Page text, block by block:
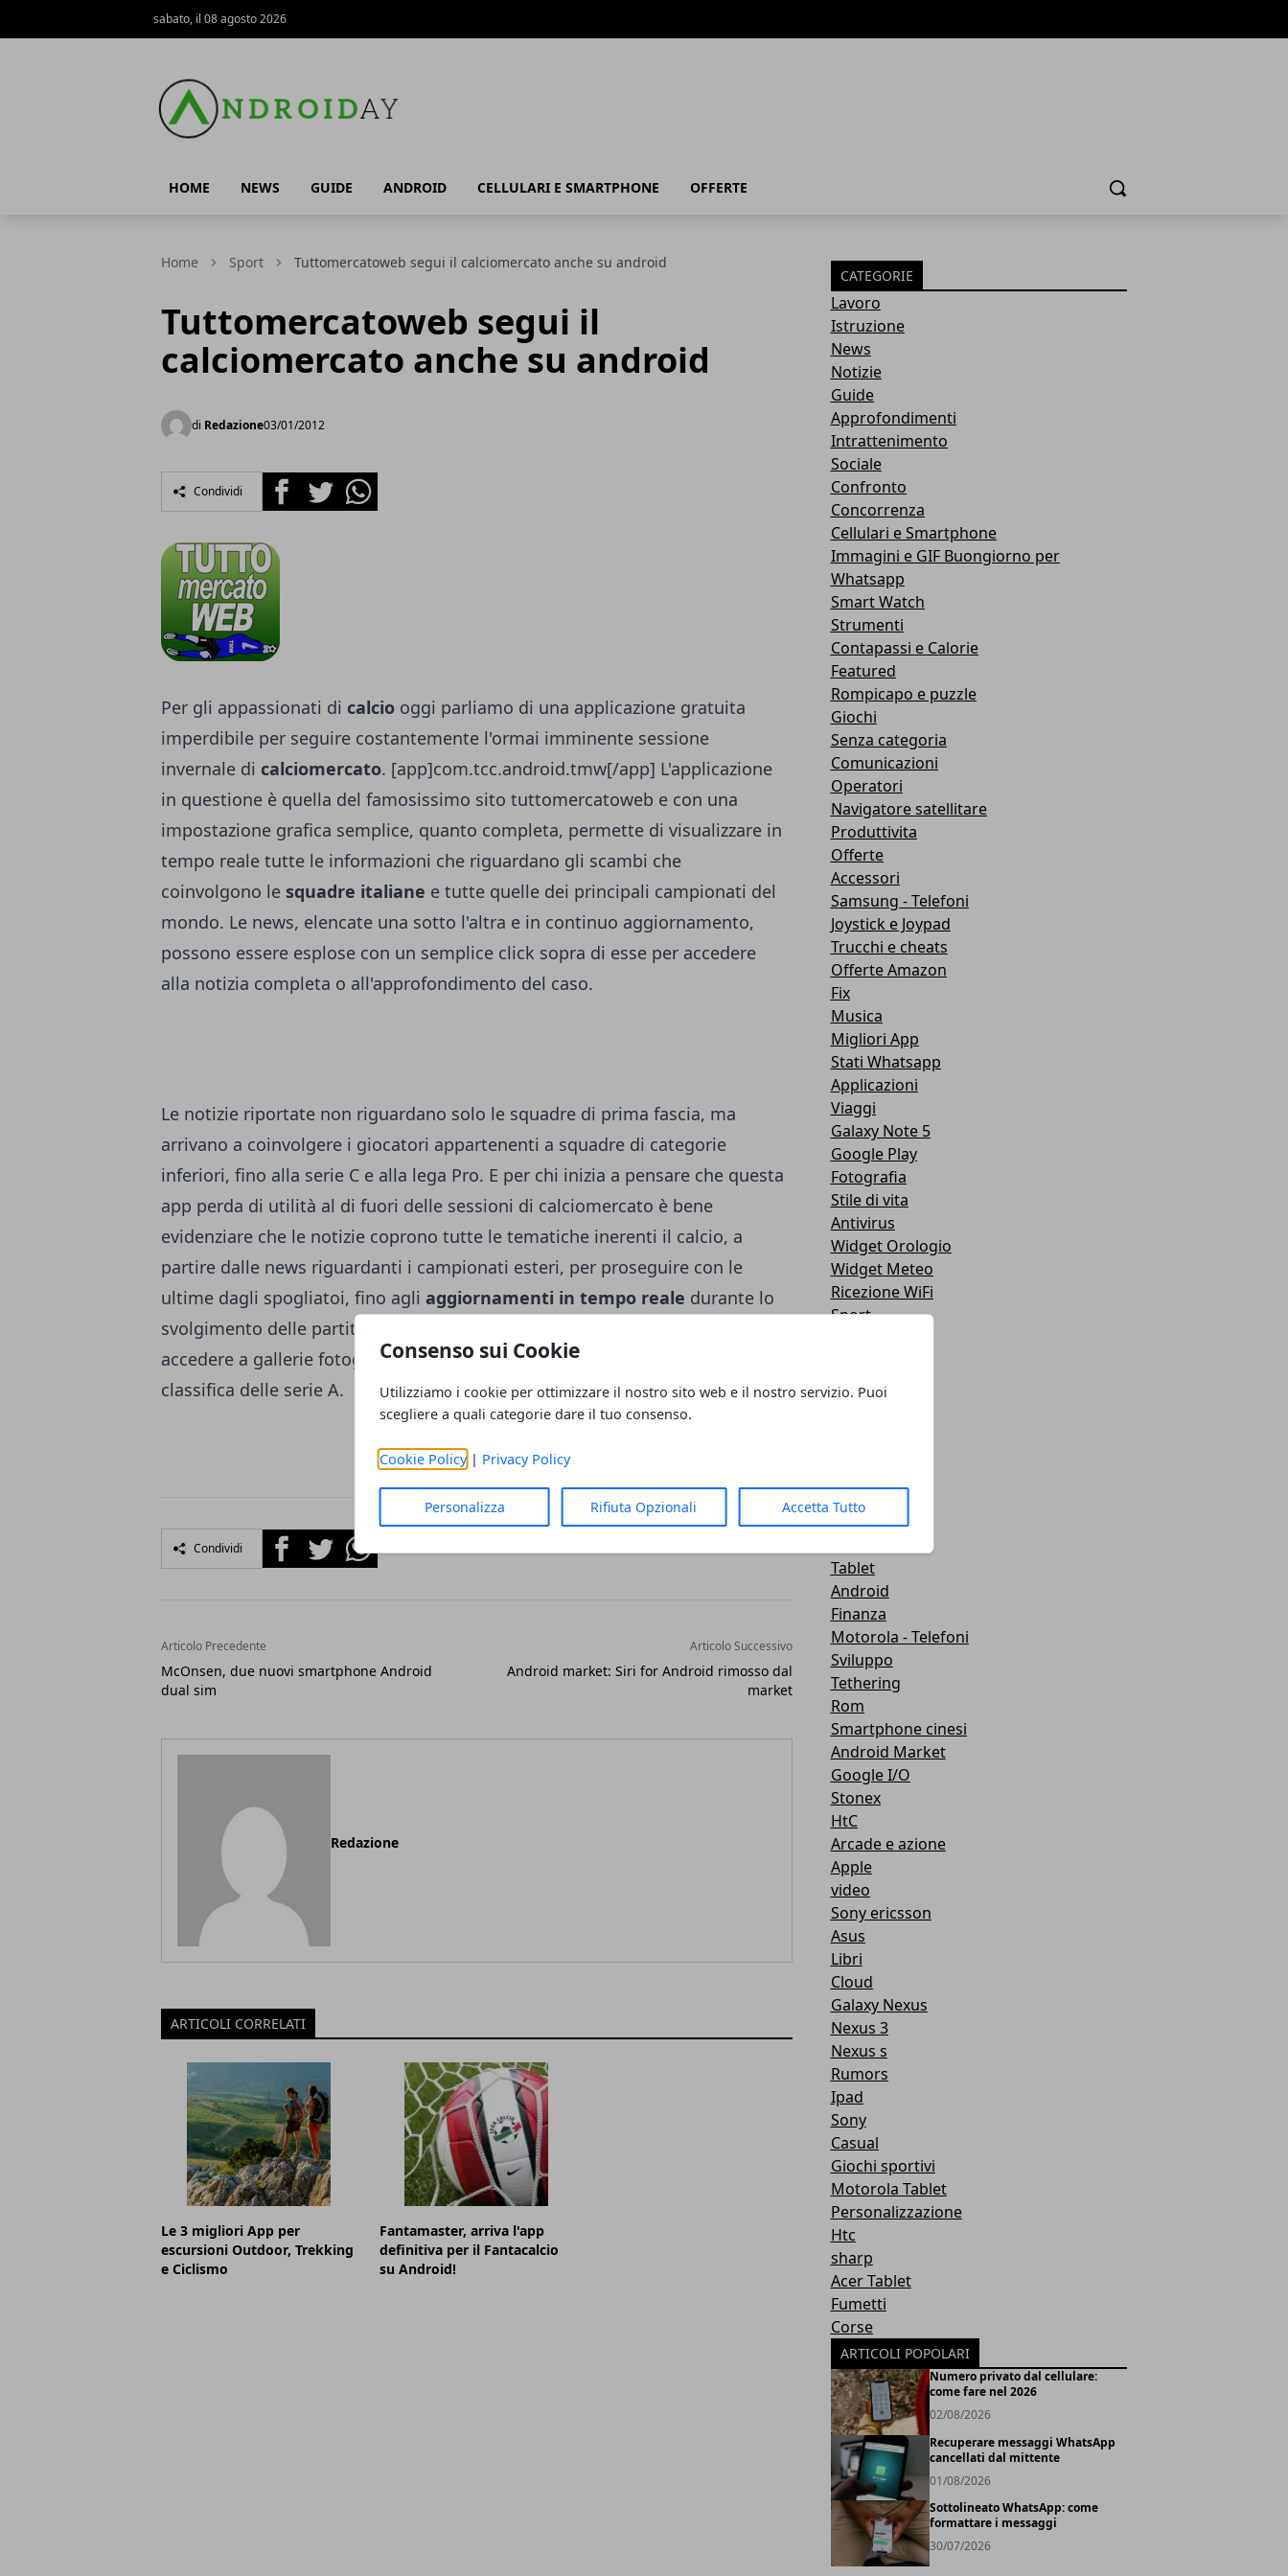
Consenso sui Cookie
Utilizziamo i cookie per ottimizzare il nostro sito web e il nostro servizio. Puoi
scegliere a quali categorie dare il tuo consenso.
Cookie Policy| Privacy Policy
Personalizza Rifiuta Opzionali Accetta Tutto
sabato, il 08 agosto 2026
HOME NEWS GUIDE ANDROID CELLULARI E SMARTPHONE OFFERTE Cerca
Home Sport Tuttomercatoweb segui il calciomercato anche su android
Tuttomercatoweb segui il
calciomercato anche su android
di Redazione03/01/2012
Condividi FacebookTwitterWhatsapp
Per gli appassionati di calcio oggi parliamo di una applicazione gratuita
imperdibile per seguire costantemente l'ormai imminente sessione
invernale di calciomercato. [app]com.tcc.android.tmw[/app] L'applicazione
in questione è quella del famosissimo sito tuttomercatoweb e con una
impostazione grafica semplice, quanto completa, permette di visualizzare in
tempo reale tutte le informazioni che riguardano gli scambi che
coinvolgono le squadre italiane e tutte quelle dei principali campionati del
mondo. Le news, elencate una sotto l'altra e in continuo aggiornamento,
possono essere esplose con un semplice click sopra di esse per accedere
alla notizia completa o all'approfondimento del caso.
Le notizie riportate non riguardano solo le squadre di prima fascia, ma
arrivano a coinvolgere i giocatori appartenenti a squadre di categorie
inferiori, fino alla serie C e alla lega Pro. E per chi inizia a pensare che questa
app perda di utilità al di fuori delle sessioni di calciomercato è bene
evidenziare che le notizie coprono tutte le tematiche inerenti il calcio, a
partire dalle news riguardanti i campionati esteri, per proseguire con le
ultime dagli spogliatoi, fino agli aggiornamenti in tempo reale durante lo
svolgimento delle partite. Inoltre tramite il tasto di menù fisico si può
accedere a gallerie fotografiche e, soprattutto, al calendario completo e alla
classifica delle serie A.
Condividi FacebookTwitterWhatsapp
Articolo Precedente
McOnsen, due nuovi smartphone Android
dual sim
Articolo Successivo
Android market: Siri for Android rimosso dal
market
Redazione
ARTICOLI CORRELATI
Le 3 migliori App per
escursioni Outdoor, Trekking
e Ciclismo
Fantamaster, arriva l'app
definitiva per il Fantacalcio
su Android!
CATEGORIE
Lavoro
Istruzione
News
Notizie
Guide
Approfondimenti
Intrattenimento
Sociale
Confronto
Concorrenza
Cellulari e Smartphone
Immagini e GIF Buongiorno per
Whatsapp
Smart Watch
Strumenti
Contapassi e Calorie
Featured
Rompicapo e puzzle
Giochi
Senza categoria
Comunicazioni
Operatori
Navigatore satellitare
Produttivita
Offerte
Accessori
Samsung - Telefoni
Joystick e Joypad
Trucchi e cheats
Offerte Amazon
Fix
Musica
Migliori App
Stati Whatsapp
Applicazioni
Viaggi
Galaxy Note 5
Google Play
Fotografia
Stile di vita
Antivirus
Widget Orologio
Widget Meteo
Ricezione WiFi
Sport
Emulazione
Cardboard VR
Firmware
Tablet
Android
Finanza
Motorola - Telefoni
Sviluppo
Tethering
Rom
Smartphone cinesi
Android Market
Google I/O
Stonex
HtC
Arcade e azione
Apple
video
Sony ericsson
Asus
Libri
Cloud
Galaxy Nexus
Nexus 3
Nexus s
Rumors
Ipad
Sony
Casual
Giochi sportivi
Motorola Tablet
Personalizzazione
Htc
sharp
Acer Tablet
Fumetti
Corse
ARTICOLI POPOLARI
Numero privato dal cellulare:
come fare nel 2026
02/08/2026
Recuperare messaggi WhatsApp
cancellati dal mittente
01/08/2026
Sottolineato WhatsApp: come
formattare i messaggi
30/07/2026